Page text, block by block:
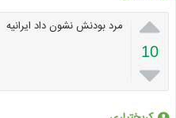

10

مرد بودنش نشون داد ایرانیه